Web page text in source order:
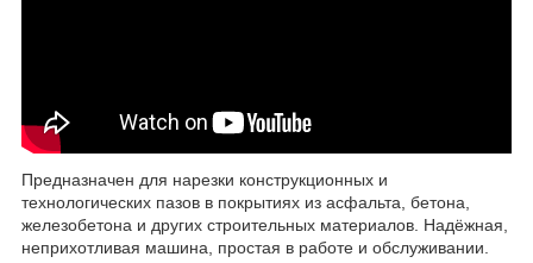
Предназначен для нарезки конструкционных и
технологических пазов в покрытиях из асфальта, бетона,
железобетона и других строительных материалов. Надёжная,
неприхотливая машина, простая в работе и обслуживании.